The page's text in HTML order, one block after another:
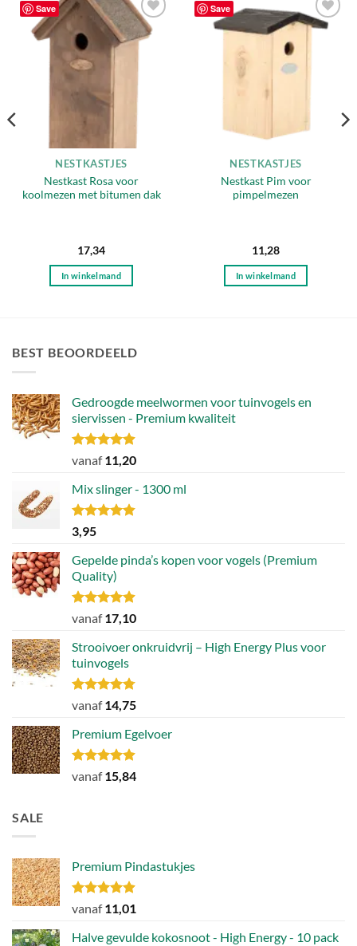
Save
Toevoegen
aan
NESTKASTJES
Nestkast Rosa voor
koolmezen met bitumen dak
17,34
In winkelmand
Save
Toevoegen
verlanglijst
NESTKASTJES
Nestkast Pim voor
pimpelmezen
11,28
In winkelmand
BEST BEOORDEELD
Gedroogde meelwormen voor tuinvogels en
siervissen - Premium kwaliteit
Gewaardeerd
uit 5
vanaf11,20
Mix slinger - 1300 ml
Gewaardeerd
4.79
3,95
Gepelde pinda’s kopen voor vogels (Premium
Quality)
Gewaardeerd
uit 5
vanaf17,10
Strooivoer onkruidvrij – High Energy Plus voor
tuinvogels
Gewaardeerd
uit 5
vanaf14,75
Premium Egelvoer
Gewaardeerd
uit 5
vanaf15,84
SALE
Premium Pindastukjes
Gewaardeerd
uit 5
vanaf11,01
Halve gevulde kokosnoot - High Energy - 10 pack